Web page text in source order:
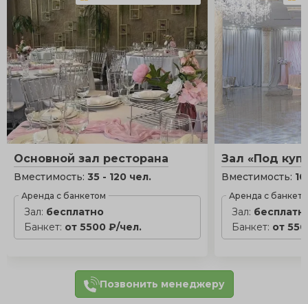
Основной зал ресторана
Вместимость: 35 - 120 чел.
Аренда с банкетом
Зал: бесплатно
Банкет: от 5500 ₽/чел.
Зал «Под
Вместимость:
Аренда с
Зал:
Банкет: от
Позвонить менеджеру